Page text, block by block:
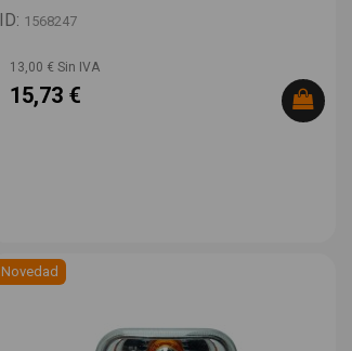
ID: 1568247
13,00 € Sin IVA
15,73 €
Novedad